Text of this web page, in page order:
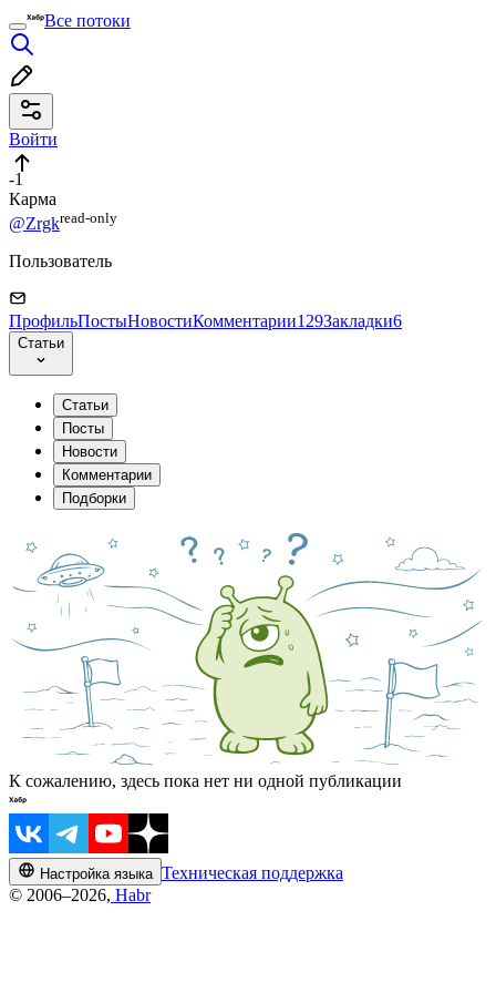
Все потоки
Войти
-1
Карма
@Zrgkread⁠-⁠only
Пользователь
ПрофильПостыНовостиКомментарии129Закладки6
Статьи
Статьи
Посты
Новости
Комментарии
Подборки
К сожалению, здесь пока нет ни одной публикации
Настройка языка Техническая поддержка
© 2006–2026, Habr